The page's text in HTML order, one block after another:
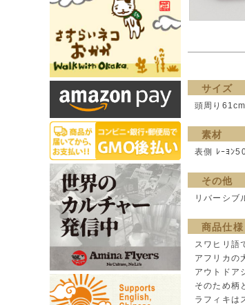
サイズ
頭周り61cm
素材
表側 ﾚｰﾖﾝ
その他
リバーシ
商品仕様
スワヒリ語
アフリカの
アウトドア
そのため柄
ラフィキは